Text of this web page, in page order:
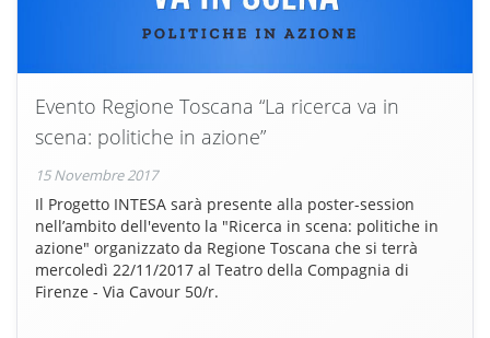
Evento Regione Toscana “La ricerca va in
scena: politiche in azione”
15 Novembre 2017
Il Progetto INTESA sarà presente alla poster-session
nell’ambito dell'evento la "Ricerca in scena: politiche in
azione" organizzato da Regione Toscana che si terrà
mercoledì 22/11/2017 al Teatro della Compagnia di
Firenze - Via Cavour 50/r.